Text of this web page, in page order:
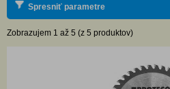
Spresniť parametre
Zobrazujem 1 až 5 (z 5 produktov)